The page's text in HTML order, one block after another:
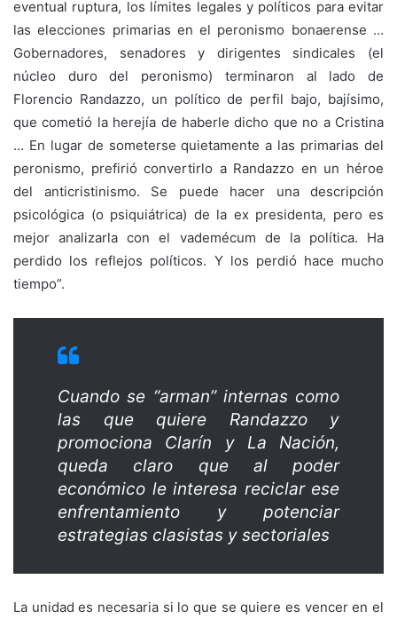
eventual ruptura, los límites legales y políticos para evitar
las elecciones primarias en el peronismo bonaerense …
Gobernadores, senadores y dirigentes sindicales (el
núcleo duro del peronismo) terminaron al lado de
Florencio Randazzo, un político de perfil bajo, bajísimo,
que cometió la herejía de haberle dicho que no a Cristina
… En lugar de someterse quietamente a las primarias del
peronismo, prefirió convertirlo a Randazzo en un héroe
del anticristinismo. Se puede hacer una descripción
psicológica (o psiquiátrica) de la ex presidenta, pero es
mejor analizarla con el vademécum de la política. Ha
perdido los reflejos políticos. Y los perdió hace mucho
tiempo”.
Cuando se “arman” internas como
las que quiere Randazzo y
promociona Clarín y La Nación,
queda claro que al poder
económico le interesa reciclar ese
enfrentamiento y potenciar
estrategias clasistas y sectoriales
La unidad es necesaria si lo que se quiere es vencer en el